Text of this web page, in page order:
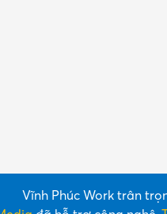
Vĩnh Phúc Work trân